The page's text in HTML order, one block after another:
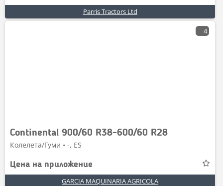
Parris Tractors Ltd
4
Continental 900/60 R38-600/60 R28
Колелета/Гуми • -, ES
Цена на приложение
GARCIA MAQUINARIA AGRICOLA